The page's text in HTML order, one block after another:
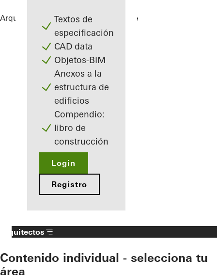
Textos de
especificación
CAD data
Objetos-BIM
Anexos a la
estructura de
edificios
Compendio:
libro de
construcción
Login
Registro
Arquitectos ReferenciasPrivate Home
Arquitectos
Contenido individual - selecciona tu
área